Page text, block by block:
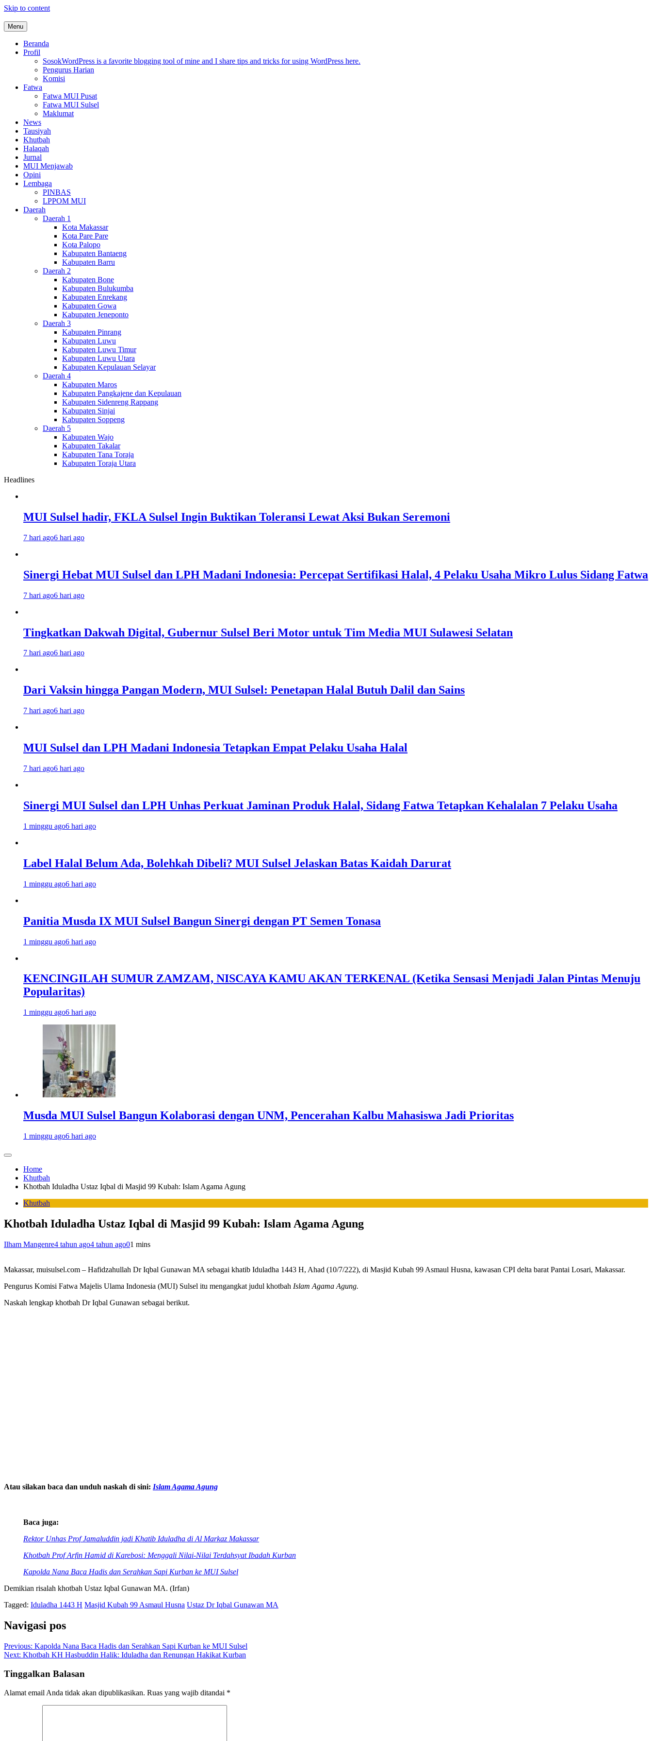
Skip to content
MUI Sulawesi Selatan
Khadimul Ummah wa Shadiqul Hukuuma
Menu
Beranda
Profil
SosokWordPress is a favorite blogging tool of mine and I share tips and tricks for using WordPress here.
Pengurus Harian
Komisi
Fatwa
Fatwa MUI Pusat
Fatwa MUI Sulsel
Maklumat
News
Tausiyah
Khutbah
Halaqah
Jurnal
MUI Menjawab
Opini
Lembaga
PINBAS
LPPOM MUI
Daerah
Daerah 1
Kota Makassar
Kota Pare Pare
Kota Palopo
Kabupaten Bantaeng
Kabupaten Barru
Daerah 2
Kabupaten Bone
Kabupaten Bulukumba
Kabupaten Enrekang
Kabupaten Gowa
Kabupaten Jeneponto
Daerah 3
Kabupaten Pinrang
Kabupaten Luwu
Kabupaten Luwu Timur
Kabupaten Luwu Utara
Kabupaten Kepulauan Selayar
Daerah 4
Kabupaten Maros
Kabupaten Pangkajene dan Kepulauan
Kabupaten Sidenreng Rappang
Kabupaten Sinjai
Kabupaten Soppeng
Daerah 5
Kabupaten Wajo
Kabupaten Takalar
Kabupaten Tana Toraja
Kabupaten Toraja Utara
Headlines
MUI Sulsel hadir, FKLA Sulsel Ingin Buktikan Toleransi Lewat Aksi Bukan Seremoni
7 hari ago6 hari ago
Sinergi Hebat MUI Sulsel dan LPH Madani Indonesia: Percepat Sertifikasi Halal, 4 Pelaku Usaha Mikro Lulus Sidang Fatwa
7 hari ago6 hari ago
Tingkatkan Dakwah Digital, Gubernur Sulsel Beri Motor untuk Tim Media MUI Sulawesi Selatan
7 hari ago6 hari ago
Dari Vaksin hingga Pangan Modern, MUI Sulsel: Penetapan Halal Butuh Dalil dan Sains
7 hari ago6 hari ago
MUI Sulsel dan LPH Madani Indonesia Tetapkan Empat Pelaku Usaha Halal
7 hari ago6 hari ago
Sinergi MUI Sulsel dan LPH Unhas Perkuat Jaminan Produk Halal, Sidang Fatwa Tetapkan Kehalalan 7 Pelaku Usaha
1 minggu ago6 hari ago
Label Halal Belum Ada, Bolehkah Dibeli? MUI Sulsel Jelaskan Batas Kaidah Darurat
1 minggu ago6 hari ago
Panitia Musda IX MUI Sulsel Bangun Sinergi dengan PT Semen Tonasa
1 minggu ago6 hari ago
KENCINGILAH SUMUR ZAMZAM, NISCAYA KAMU AKAN TERKENAL (Ketika Sensasi Menjadi Jalan Pintas Menuju
Popularitas)
1 minggu ago6 hari ago
Musda MUI Sulsel Bangun Kolaborasi dengan UNM, Pencerahan Kalbu Mahasiswa Jadi Prioritas
1 minggu ago6 hari ago
Home
Khutbah
Khotbah Iduladha Ustaz Iqbal di Masjid 99 Kubah: Islam Agama Agung
Khutbah
Khotbah Iduladha Ustaz Iqbal di Masjid 99 Kubah: Islam Agama Agung
Ilham Mangenre4 tahun ago4 tahun ago01 mins
Makassar, muisulsel.com – Hafidzahullah Dr Iqbal Gunawan MA sebagai khatib Iduladha 1443 H, Ahad (10/7/222), di Masjid Kubah 99 Asmaul Husna, kawasan CPI delta barat Pantai Losari, Makassar.
Pengurus Komisi Fatwa Majelis Ulama Indonesia (MUI) Sulsel itu mengangkat judul khotbah Islam Agama Agung.
Naskah lengkap khotbah Dr Iqbal Gunawan sebagai berikut.
Atau silakan baca dan unduh naskah di sini: Islam Agama Agung
Baca juga:
Rektor Unhas Prof Jamaluddin jadi Khatib Iduladha di Al Markaz Makassar
Khotbah Prof Arfin Hamid di Karebosi: Menggali Nilai-Nilai Terdahsyat Ibadah Kurban
Kapolda Nana Baca Hadis dan Serahkan Sapi Kurban ke MUI Sulsel
Demikian risalah khotbah Ustaz Iqbal Gunawan MA. (Irfan)
Tagged: Iduladha 1443 H Masjid Kubah 99 Asmaul Husna Ustaz Dr Iqbal Gunawan MA
Navigasi pos
Previous: Kapolda Nana Baca Hadis dan Serahkan Sapi Kurban ke MUI Sulsel
Next: Khotbah KH Hasbuddin Halik: Iduladha dan Renungan Hakikat Kurban
Tinggalkan Balasan
Alamat email Anda tidak akan dipublikasikan. Ruas yang wajib ditandai *